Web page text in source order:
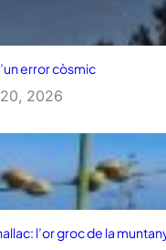
error còsmic
2026
l’or groc de la